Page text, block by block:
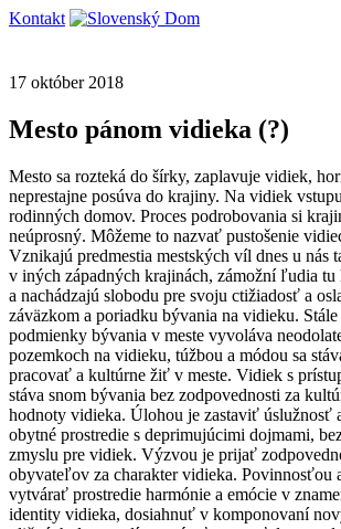
Kontakt
17 október 2018
Mesto pánom vidieka (?)
Mesto sa rozteká do šírky, zaplavuje vidiek,
neprestajne posúva do krajiny. Na vidiek
rodinných domov. Proces podrobovania si
neúprosný. Môžeme to nazvať pustošenie
Vznikajú predmestia mestských víl dnes u nás
v iných západných krajinách, zámožní ľudia tu
a nachádzajú slobodu pre svoju ctižiadosť a
záväzkom a poriadku bývania na vidieku. Stále
podmienky bývania v meste vyvoláva
pozemkoch na vidieku, túžbou a módou sa
pracovať a kultúrne žiť v meste. Vidiek s
stáva snom bývania bez zodpovednosti za
hodnoty vidieka. Úlohou je zastaviť úslužnosť
obytné prostredie s deprimujúcimi dojmami,
zmyslu pre vidiek. Výzvou je prijať
obyvateľov za charakter vidieka. Povinnosťou
vytvárať prostredie harmónie a emócie v
identity vidieka, dosiahnuť v komponovaní